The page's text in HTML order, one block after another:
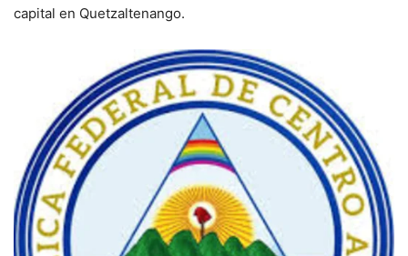
capital en Quetzaltenango.